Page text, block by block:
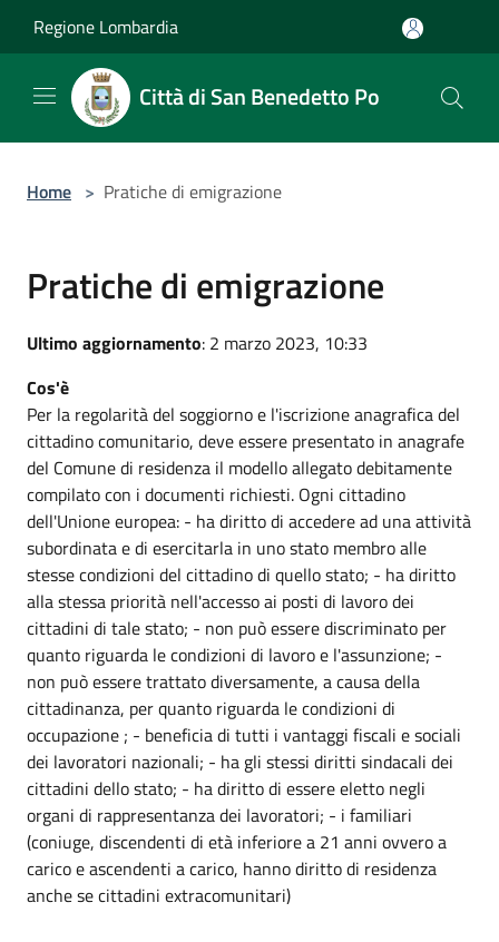
Regione Lombardia
Città di San Benedetto Po
Home > Pratiche di emigrazione
Pratiche di emigrazione
Ultimo aggiornamento: 2 marzo 2023, 10:33
Cos'è
Per la regolarità del soggiorno e l'iscrizione anagrafica del
cittadino comunitario, deve essere presentato in anagrafe
del Comune di residenza il modello allegato debitamente
compilato con i documenti richiesti. Ogni cittadino
dell'Unione europea: - ha diritto di accedere ad una attività
subordinata e di esercitarla in uno stato membro alle
stesse condizioni del cittadino di quello stato; - ha diritto
alla stessa priorità nell'accesso ai posti di lavoro dei
cittadini di tale stato; - non può essere discriminato per
quanto riguarda le condizioni di lavoro e l'assunzione; -
non può essere trattato diversamente, a causa della
cittadinanza, per quanto riguarda le condizioni di
occupazione ; - beneficia di tutti i vantaggi fiscali e sociali
dei lavoratori nazionali; - ha gli stessi diritti sindacali dei
cittadini dello stato; - ha diritto di essere eletto negli
organi di rappresentanza dei lavoratori; - i familiari
(coniuge, discendenti di età inferiore a 21 anni ovvero a
carico e ascendenti a carico, hanno diritto di residenza
anche se cittadini extracomunitari)